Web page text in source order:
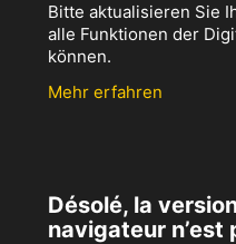
Bitte aktualisieren Sie
alle Funktionen der
können.
Mehr erfahren
Désolé, la
navigateur n’est